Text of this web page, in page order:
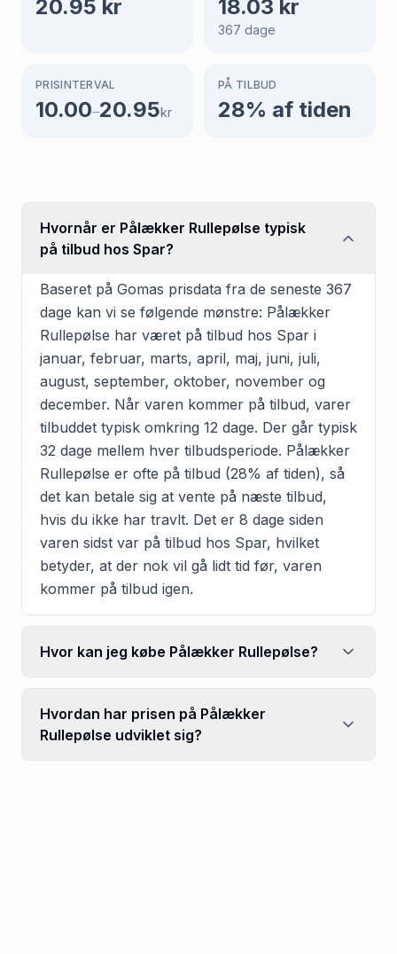
20.95 kr 18.03 kr
367 dage
PRISINTERVAL
10.00–20.95kr
PÅ TILBUD
28% af tiden
Hvornår er Pålækker Rullepølse typisk
på tilbud hos Spar?
Baseret på Gomas prisdata fra de seneste 367
dage kan vi se følgende mønstre: Pålækker
Rullepølse har været på tilbud hos Spar i
januar, februar, marts, april, maj, juni, juli,
august, september, oktober, november og
december. Når varen kommer på tilbud, varer
tilbuddet typisk omkring 12 dage. Der går typisk
32 dage mellem hver tilbudsperiode. Pålækker
Rullepølse er ofte på tilbud (28% af tiden), så
det kan betale sig at vente på næste tilbud,
hvis du ikke har travlt. Det er 8 dage siden
varen sidst var på tilbud hos Spar, hvilket
betyder, at der nok vil gå lidt tid før, varen
kommer på tilbud igen.
Hvor kan jeg købe Pålækker Rullepølse?
Hvordan har prisen på Pålækker
Rullepølse udviklet sig?